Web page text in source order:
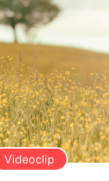
Videoclip